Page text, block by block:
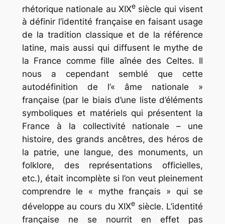
rhétorique nationale au XIXe siècle qui visent
à définir l’identité française en faisant usage
de la tradition classique et de la référence
latine, mais aussi qui diffusent le mythe de
la France comme fille aînée des Celtes. Il
nous a cependant semblé que cette
autodéfinition de l’« âme nationale »
française (par le biais d’une liste d’éléments
symboliques et matériels qui présentent la
France à la collectivité nationale – une
histoire, des grands ancêtres, des héros de
la patrie, une langue, des monuments, un
folklore, des représentations officielles,
etc.), était incomplète si l’on veut pleinement
comprendre le « mythe français » qui se
développe au cours du XIXe siècle. L’identité
française ne se nourrit en effet pas